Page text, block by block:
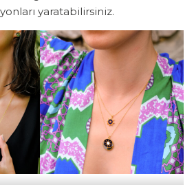
yaratabilirsiniz.